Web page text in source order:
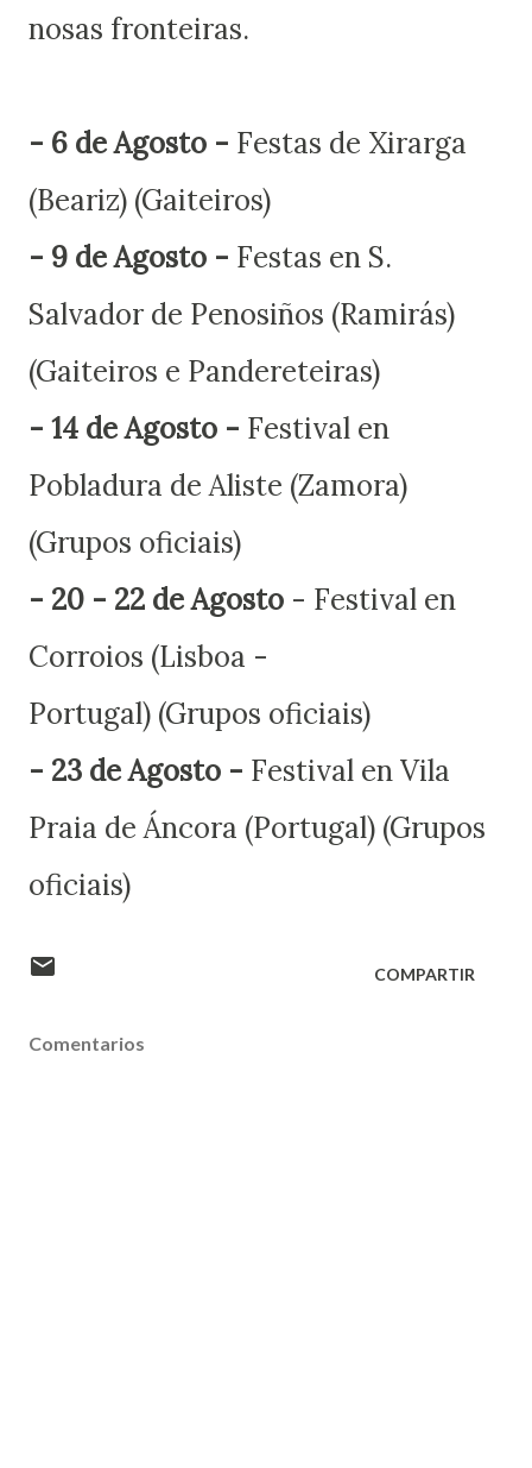
nosas fronteiras.
- 6 de Agosto - Festas de Xirarga
(Beariz) (Gaiteiros)
- 9 de Agosto - Festas en S.
Salvador de Penosiños (Ramirás)
(Gaiteiros e Pandereteiras)
- 14 de Agosto - Festival en
Pobladura de Aliste (Zamora)
(Grupos oficiais)
- 20 - 22 de Agosto - Festival en
Corroios (Lisboa -
Portugal) (Grupos oficiais)
- 23 de Agosto - Festival en Vila
Praia de Áncora (Portugal) (Grupos
oficiais)
COMPARTIR
Comentarios